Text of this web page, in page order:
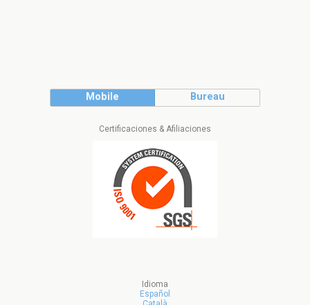
Mobile Bureau
Certificaciones & Afiliaciones
Idioma
Español